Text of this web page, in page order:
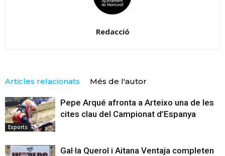
Redacció
Articles relacionats Més de l'autor
Esports
Pepe Arqué afronta a Arteixo una de les
cites clau del Campionat d’Espanya
Gal·la Querol i Aitana Ventaja completen